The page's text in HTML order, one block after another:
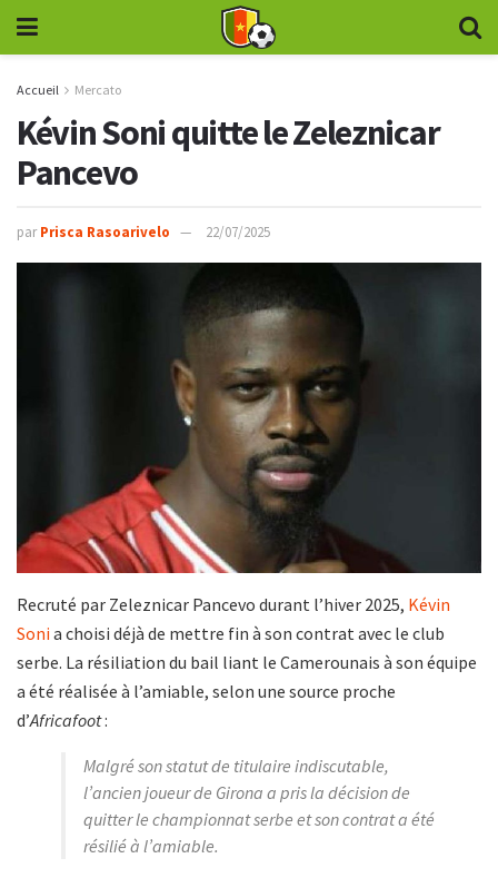
Accueil Mercato
Kévin Soni quitte le Zeleznicar
Pancevo
par Prisca Rasoarivelo 22/07/2025
Recruté par Zeleznicar Pancevo durant l’hiver 2025, Kévin
Sonia choisi déjà de mettre fin à son contrat avec le club
serbe. La résiliation du bail liant le Camerounais à son équipe
a été réalisée à l’amiable, selon une source proche
d’Africafoot:
Malgré son statut de titulaire indiscutable,
l’ancien joueur de Girona a pris la décision de
quitter le championnat serbe et son contrat a été
résilié à l’amiable.